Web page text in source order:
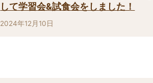
して学習会&試食会をしました！
2024年12月10日